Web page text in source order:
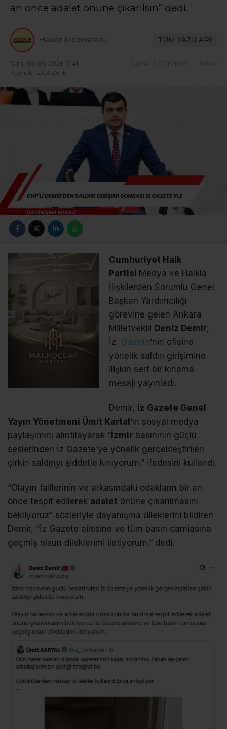
an önce adalet önüne çıkarılsın” dedi.
Haber Moderatörü TÜM YAZILARI
Giriş: 06-06-2026 19:41
Kaynak: İZGAZETE
Gündem Haber
Cumhuriyet Halk
Partisi Medya ve Halkla
İlişkilerden Sorumlu Genel
Başkan Yardımcılığı
görevine gelen Ankara
Milletvekili Deniz Demir,
İz Gazete‘nin ofisine
yönelik saldırı girişimine
ilişkin sert bir kınama
mesajı yayınladı.
Demir, İz Gazete Genel
Yayın Yönetmeni Ümit Kartal‘ın sosyal medya
paylaşımını alıntılayarak “İzmir basınının güçlü
seslerinden İz Gazete’ye yönelik gerçekleştirilen
çirkin saldırıyı şiddetle kınıyorum.” ifadesini kullandı.
“Olayın faillerinin ve arkasındaki odakların bir an
önce tespit edilerek adalet önüne çıkarılmasını
bekliyoruz” sözleriyle dayanışma dileklerini bildiren
Demir, “İz Gazete ailesine ve tüm basın camiasına
geçmiş olsun dileklerimi iletiyorum.” dedi.